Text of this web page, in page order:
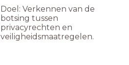
Doel: Verkennen van de
botsing tussen
privacyrechten en
veiligheidsmaatregelen.